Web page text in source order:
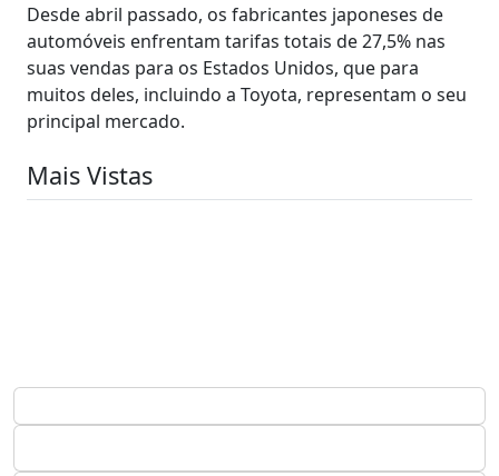
Desde abril passado, os fabricantes japoneses de
automóveis enfrentam tarifas totais de 27,5% nas
suas vendas para os Estados Unidos, que para
muitos deles, incluindo a Toyota, representam o seu
principal mercado.
Mais Vistas